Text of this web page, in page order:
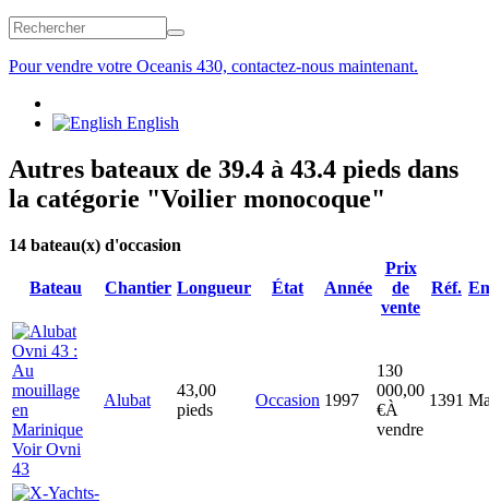
Formulaire de recherche
Pour vendre votre Oceanis 430, contactez-nous maintenant.
English
Autres bateaux de 39.4 à 43.4 pieds dans
la catégorie "Voilier monocoque"
14 bateau(x) d'occasion
Bateau Chantier Longueur État Année
Prix
de
vente
Réf.
Voir Ovni
43
Alubat
43,00
pieds
Occasion 1997
130
000,00
€À
vendre
1391